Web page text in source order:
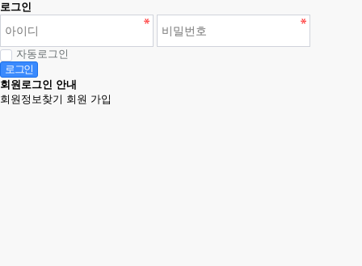
로그인
자동로그인
로그인
회원로그인 안내
회원정보찾기 회원 가입